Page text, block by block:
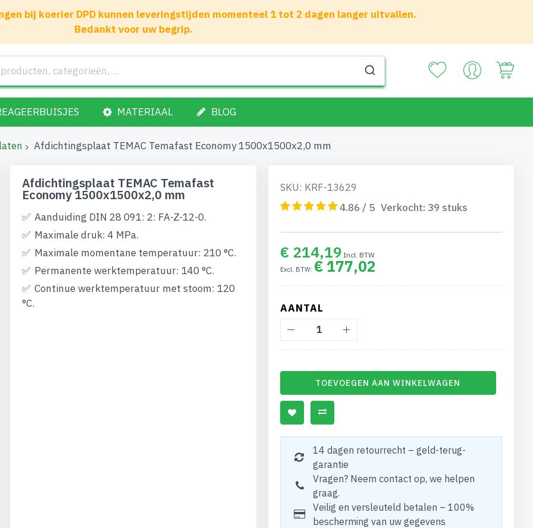
bij koerier DPD kunnen leveringstijden momenteel 1 tot 2 dagen langer uitvallen.
Bedankt voor uw begrip.
MATERIAAL BLOG
Afdichtingsplaat TEMAC Temafast Economy 1500x1500x2,0 mm
Afdichtingsplaat TEMAC Temafast
Economy 1500x1500x2,0 mm
Aanduiding DIN 28 091: 2: FA-Z-12-0.
Maximale druk: 4 MPa.
Maximale momentane temperatuur: 210 °C.
Permanente werktemperatuur: 140 °C.
Continue werktemperatuur met stoom: 120
°C.
SKU: KRF-13629
4.86 / 5 Verkocht: 39 stuks
€ 214,19
€ 177,02
AANTAL
TOEVOEGEN AAN WINKELWAGEN
14 dagen retourrecht – geld-terug-
garantie
Vragen? Neem contact op, we helpen
graag.
Veilig en versleuteld betalen – 100%
bescherming van uw gegevens